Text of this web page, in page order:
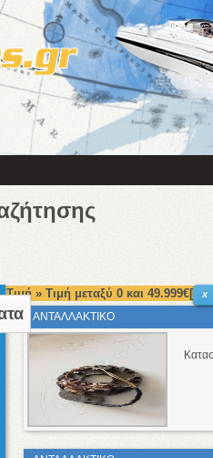
Τιμή » Τιμή μεταξύ 0 και 49.999€[ x
ΑΝΤΑΛΛΑΚΤΙΚΟ